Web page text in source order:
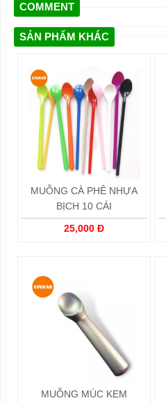
COMMENT
SẢN PHẨM KHÁC
MUỖNG CÀ PHÊ NHỰA
BỊCH 10 CÁI
25,000 Đ
MUỖNG MÚC KEM